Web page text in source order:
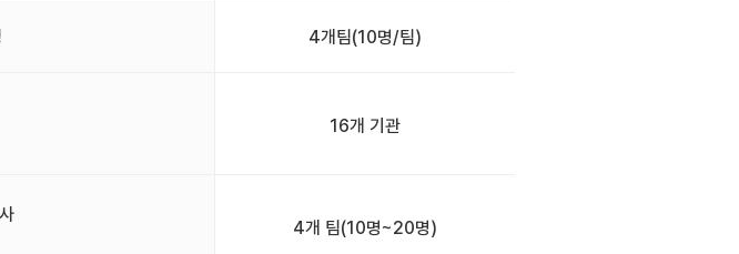
4개팀(10명/팀)
16개 기관
4개 팀(10명~20명)